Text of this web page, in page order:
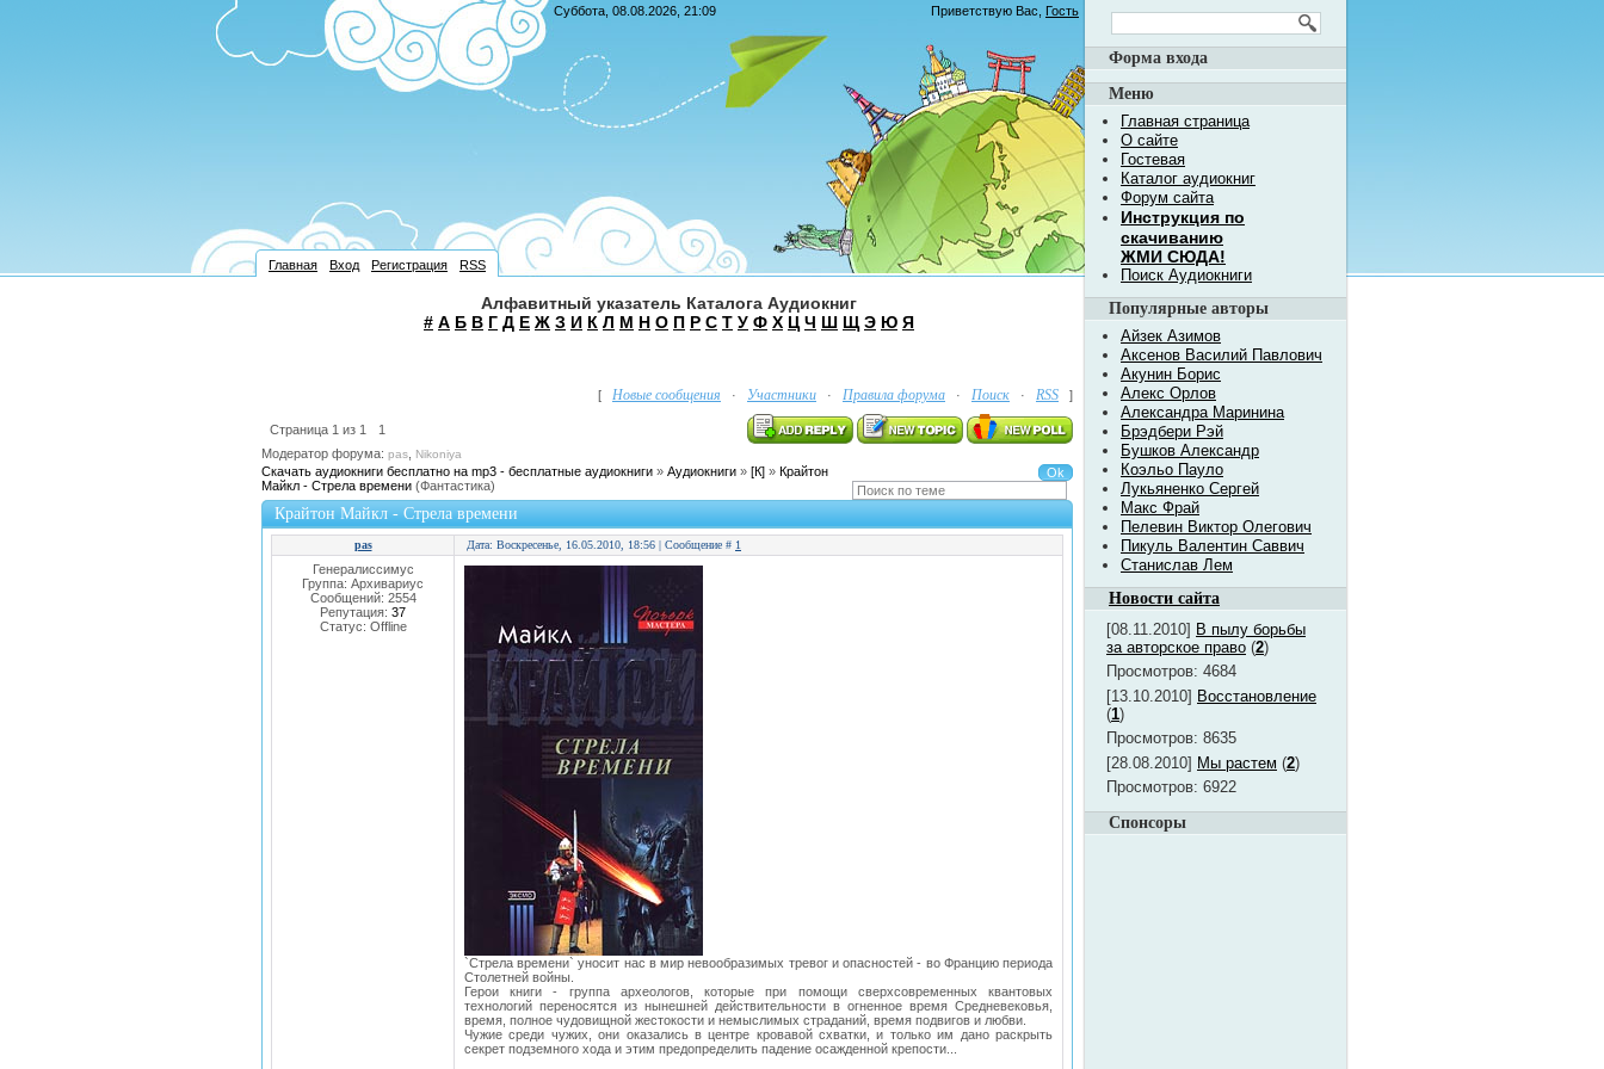
Суббота, 08.08.2026, 21:09 Приветствую Вас Гость
Главная Вход Регистрация RSS
Алфавитный указатель Каталога Аудиокниг
# А Б В Г Д Е Ж З И К Л М Н О П Р С Т У Ф Х Ц Ч Ш Щ Э Ю Я
[ Новые сообщения · Участники · Правила форума · Поиск · RSS ]
Страница 1 из 1
1
Модератор форума: pas Nikoniya
Скачать аудиокниги бесплатно на mp3 - бесплатные аудиокниги » Аудиокниги » [К] » Крайтон
Майкл - Стрела времени (Фантастика)
Крайтон Майкл - Стрела времени
pas Дата: Воскресенье, 16.05.2010, 18:56 | Сообщение # 1
Генералиссимус
Группа: Архивариус
Сообщений: 2554
Репутация: 37
Статус: Offline
`Стрела времени` уносит нас в мир невообразимых тревог и опасностей - во Францию периода
Столетней войны.
Герои книги - группа археологов, которые при помощи сверхсовременных квантовых
технологий переносятся из нынешней действительности в огненное время Средневековья,
время, полное чудовищной жестокости и немыслимых страданий, время подвигов и любви.
Чужие среди чужих, они оказались в центре кровавой схватки, и только им дано раскрыть
секрет подземного хода и этим предопределить падение осажденной крепости...
Форма входа
Меню
Главная страница
О сайте
Гостевая
Каталог аудиокниг
Форум сайта
Инструкция по
скачиванию
ЖМИ СЮДА!
Поиск Аудиокниги
Популярные авторы
Айзек Азимов
Аксенов Василий Павлович
Акунин Борис
Алекс Орлов
Александра Маринина
Брэдбери Рэй
Бушков Александр
Коэльо Пауло
Лукьяненко Сергей
Макс Фрай
Пелевин Виктор Олегович
Пикуль Валентин Саввич
Станислав Лем
Новости сайта
[08.11.2010] В пылу борьбы
за авторское право (2)
Просмотров: 4684
[13.10.2010] Восстановление
(1)
Просмотров: 8635
[28.08.2010] Мы растем (2)
Просмотров: 6922
Спонсоры